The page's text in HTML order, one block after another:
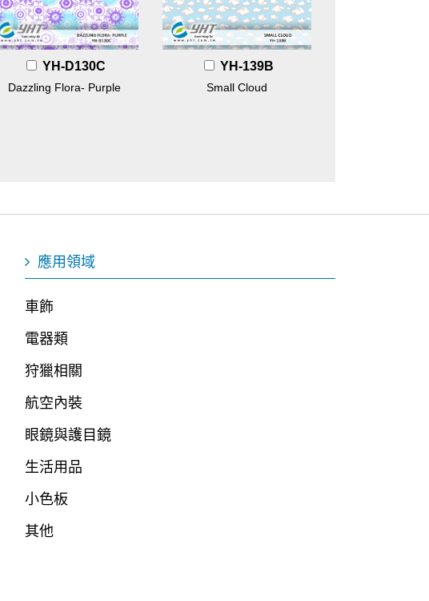
YH-D130C
Dazzling Flora- Purple
YH-139B
Small Cloud
應用領域
車飾
電器類
狩獵相關
航空內裝
眼鏡與護目鏡
生活用品
小色板
其他